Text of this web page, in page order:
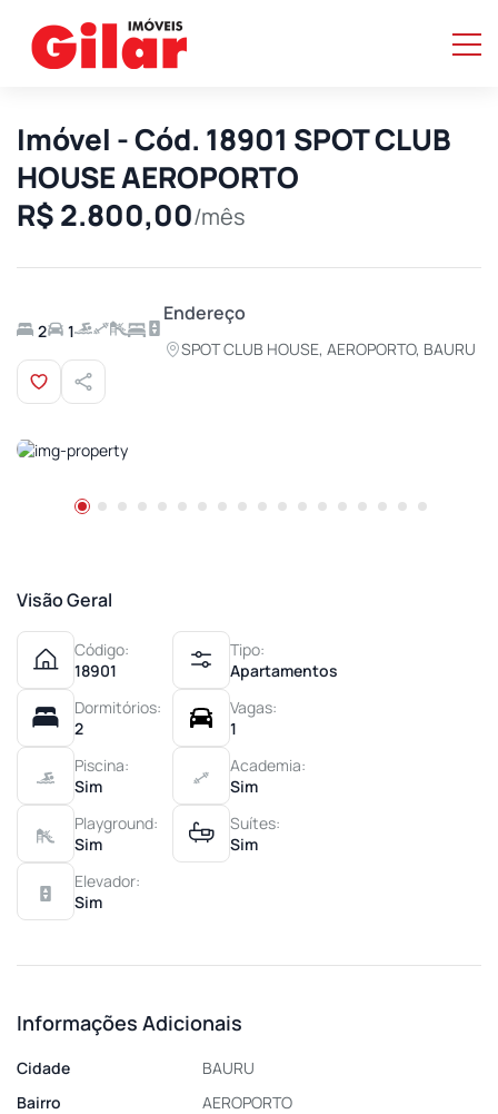
Imóvel - Cód. 18901 SPOT CLUB
HOUSE AEROPORTO
R$ 2.800,00/mês
2 1
Endereço
SPOT CLUB HOUSE, AEROPORTO, BAURU
Visão Geral
Código:
18901
Tipo:
Apartamentos
Dormitórios:
2
Vagas:
1
Piscina:
Sim
Academia:
Sim
Playground:
Sim
Suítes:
Sim
Elevador:
Sim
Informações Adicionais
Cidade
BAURU
Bairro
AEROPORTO